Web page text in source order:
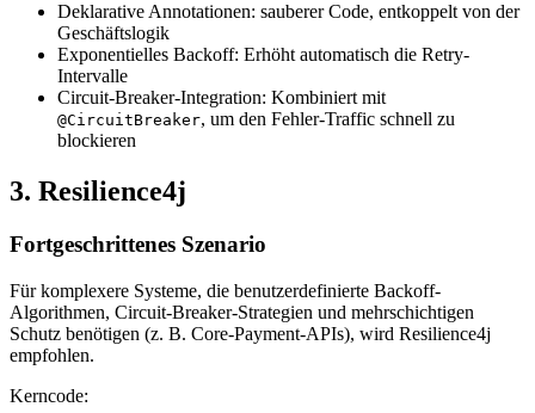
Deklarative Annotationen: sauberer Code, entkoppelt von der
Geschäftslogik
Exponentielles Backoff: Erhöht automatisch die Retry-
Intervalle
Circuit-Breaker-Integration: Kombiniert mit
@CircuitBreaker, um den Fehler-Traffic schnell zu
blockieren
3. Resilience4j
Fortgeschrittenes Szenario
Für komplexere Systeme, die benutzerdefinierte Backoff-
Algorithmen, Circuit-Breaker-Strategien und mehrschichtigen
Schutz benötigen (z. B. Core-Payment-APIs), wird Resilience4j
empfohlen.
Kerncode: